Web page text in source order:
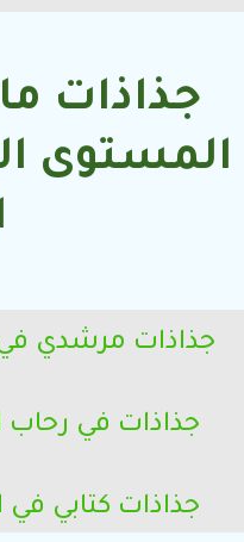
جذاذات
المستوى
جذاذات مرشدي في
جذاذات في رحاب
جذاذات كتابي في